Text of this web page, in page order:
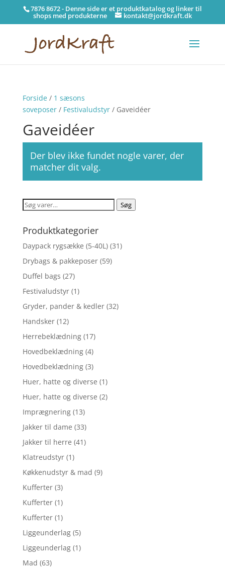
7876 8672 - Denne side er et produktkatalog og linker til
shops med produkterne kontakt@jordkraft.dk
Forside/ 1 sæsons
soveposer/ Festivaludstyr/ Gaveidéer
Gaveidéer
Der blev ikke fundet nogle varer, der
matcher dit valg.
Søg
Søg
Produktkategorier
Daypack rygsække (5-40L) (31)
Drybags & pakkeposer (59)
Duffel bags (27)
Festivaludstyr (1)
Gryder, pander & kedler (32)
Handsker (12)
Herrebeklædning (17)
Hovedbeklædning (4)
Hovedbeklædning (3)
Huer, hatte og diverse (1)
Huer, hatte og diverse (2)
Imprægnering (13)
Jakker til dame (33)
Jakker til herre (41)
Klatreudstyr (1)
Køkkenudstyr & mad (9)
Kufferter (3)
Kufferter (1)
Kufferter (1)
Liggeunderlag (5)
Liggeunderlag (1)
Mad (63)